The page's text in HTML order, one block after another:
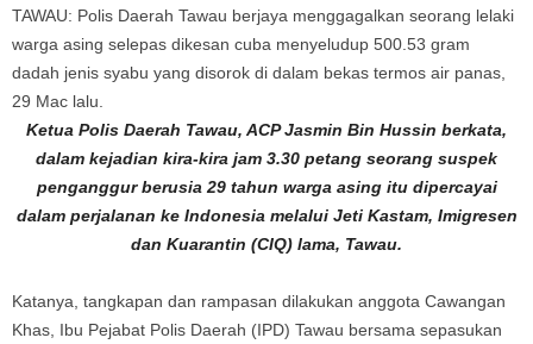
TAWAU: Polis Daerah Tawau berjaya menggagalkan seorang lelaki
warga asing selepas dikesan cuba menyeludup 500.53 gram
dadah jenis syabu yang disorok di dalam bekas termos air panas,
29 Mac lalu.
Ketua Polis Daerah Tawau, ACP Jasmin Bin Hussin berkata,
dalam kejadian kira-kira jam 3.30 petang seorang suspek
penganggur berusia 29 tahun warga asing itu dipercayai
dalam perjalanan ke Indonesia melalui Jeti Kastam, Imigresen
dan Kuarantin (CIQ) lama, Tawau.
Katanya, tangkapan dan rampasan dilakukan anggota Cawangan
Khas, Ibu Pejabat Polis Daerah (IPD) Tawau bersama sepasukan